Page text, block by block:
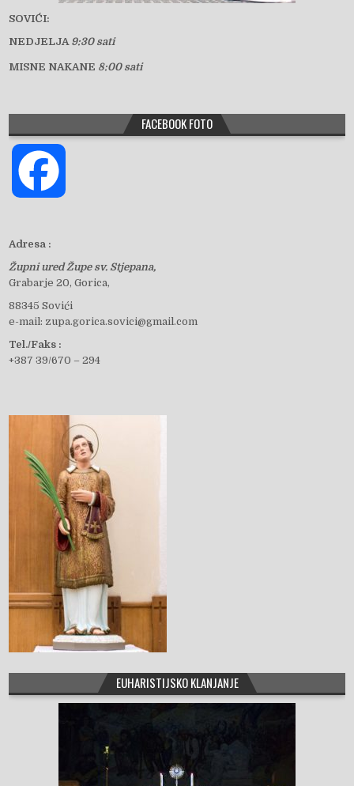
SOVIĆI:
NEDJELJA 9:30 sati
MISNE NAKANE 8:00 sati
FACEBOOK FOTO
c
o
o
k
Adresa :
Župni ured Župe sv. Stjepana,
Grabarje 20, Gorica,
88345 Sovići
e-mail: zupa.gorica.sovici@gmail.com
Tel./Faks :
+387 39/670 – 294
EUHARISTIJSKO KLANJANJE